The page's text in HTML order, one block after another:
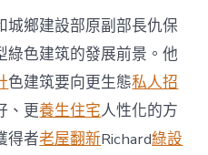
俱
意
室
內
設
計
養
+養
城鄉建設部原副部長仇保
綠色建筑的發展前景。他
色建筑要向更生態私人招
、更養生住宅人性化的方
得者老屋翻新Richard綠設